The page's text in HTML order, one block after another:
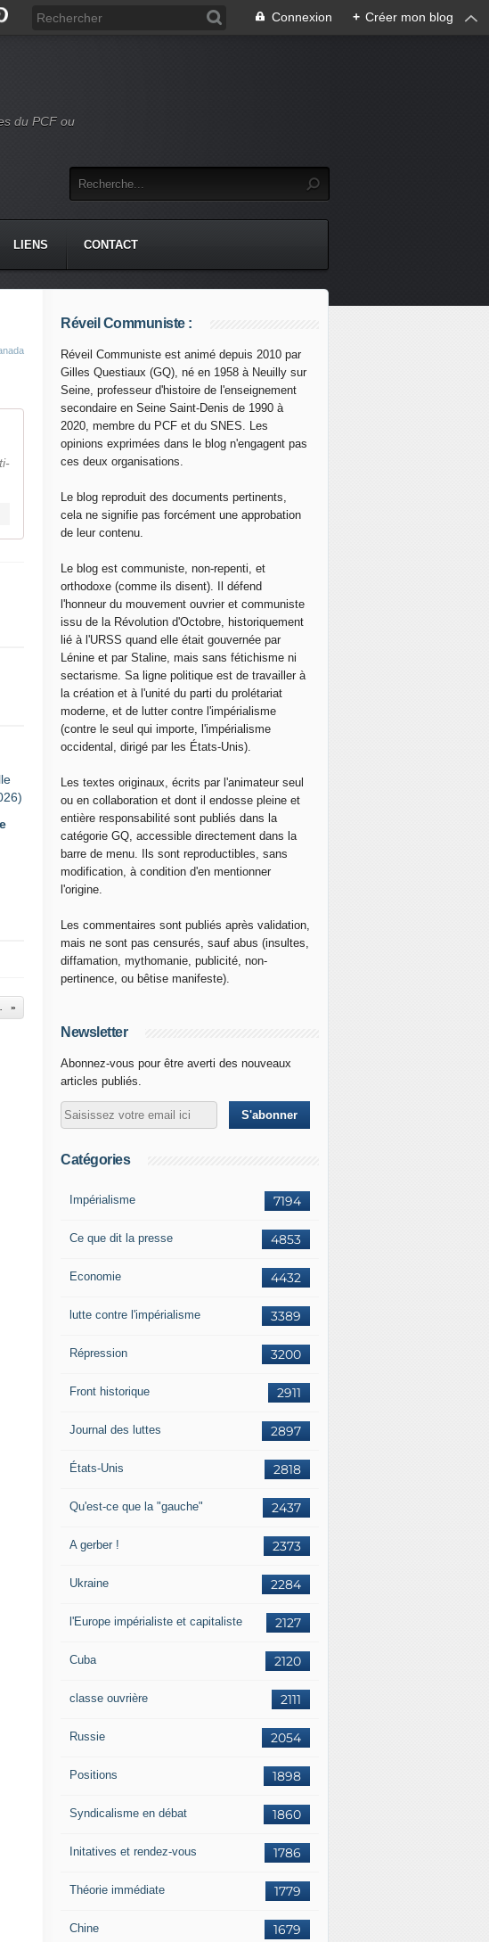
Connexion + Créer mon blog
du PCF ou
LIENS CONTACT
Réveil Communiste :
Réveil Communiste est animé depuis 2010 par
Gilles Questiaux (GQ), né en 1958 à Neuilly sur
Seine, professeur d'histoire de l'enseignement
secondaire en Seine Saint-Denis de 1990 à
2020, membre du PCF et du SNES. Les
opinions exprimées dans le blog n'engagent pas
ces deux organisations.
Le blog reproduit des documents pertinents,
cela ne signifie pas forcément une approbation
de leur contenu.
Le blog est communiste, non-repenti, et
orthodoxe (comme ils disent). Il défend
l'honneur du mouvement ouvrier et communiste
issu de la Révolution d'Octobre, historiquement
lié à l'URSS quand elle était gouvernée par
Lénine et par Staline, mais sans fétichisme ni
sectarisme. Sa ligne politique est de travailler à
la création et à l'unité du parti du prolétariat
moderne, et de lutter contre l'impérialisme
(contre le seul qui importe, l'impérialisme
occidental, dirigé par les États-Unis).
Les textes originaux, écrits par l'animateur seul
ou en collaboration et dont il endosse pleine et
entière responsabilité sont publiés dans la
catégorie GQ, accessible directement dans la
barre de menu. Ils sont reproductibles, sans
modification, à condition d'en mentionner
l'origine.
Les commentaires sont publiés après validation,
mais ne sont pas censurés, sauf abus (insultes,
diffamation, mythomanie, publicité, non-
pertinence, ou bêtise manifeste).
Newsletter
Abonnez-vous pour être averti des nouveaux
articles publiés.
Catégories
7194
Impérialisme
4853
Ce que dit la presse
4432
Economie
3389
lutte contre l'impérialisme
3200
Répression
2911
Front historique
2897
Journal des luttes
2818
États-Unis
2437
Qu'est-ce que la "gauche"
2373
A gerber !
2284
Ukraine
2127
l'Europe impérialiste et capitaliste
2120
Cuba
2111
classe ouvrière
2054
Russie
1898
Positions
1860
Syndicalisme en débat
1786
Initatives et rendez-vous
1779
Théorie immédiate
1679
Chine